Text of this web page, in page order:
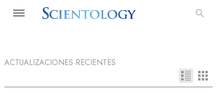
ACTUALIZACIONES RECIENTES